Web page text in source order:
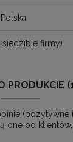
firmy)
PRODUKCIE
(pozytywne
one od